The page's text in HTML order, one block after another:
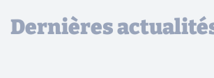
Dernières